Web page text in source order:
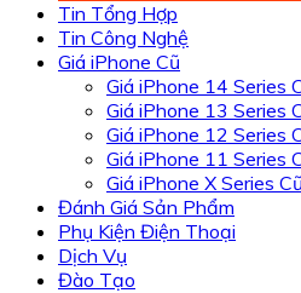
Tin Tổng Hợp
Tin Công Nghệ
Giá iPhone Cũ
Giá iPhone 14 Series
Giá iPhone 13 Series
Giá iPhone 12 Series
Giá iPhone 11 Series
Giá iPhone X Series Cũ
Đánh Giá Sản Phẩm
Phụ Kiện Điện Thoại
Dịch Vụ
Đào Tạo